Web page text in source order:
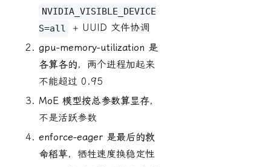
NVIDIA_VISIBLE_DEVICE
S=all
+ UUID 文件协调
gpu-memory-utilization 是
各算各的，两个进程加起来
不能超过 0.95
MoE 模型按总参数算显存，
不是活跃参数
enforce-eager 是最后的救
命稻草，牺牲速度换稳定性